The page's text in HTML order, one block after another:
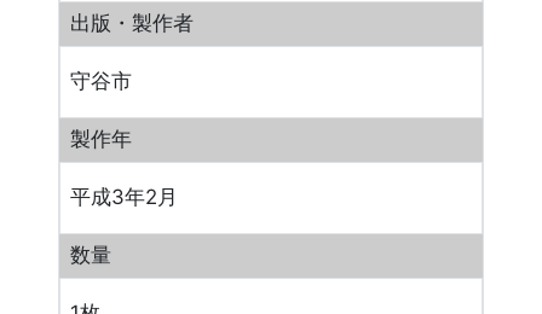
出版・製作者
守谷市
製作年
平成3年2月
数量